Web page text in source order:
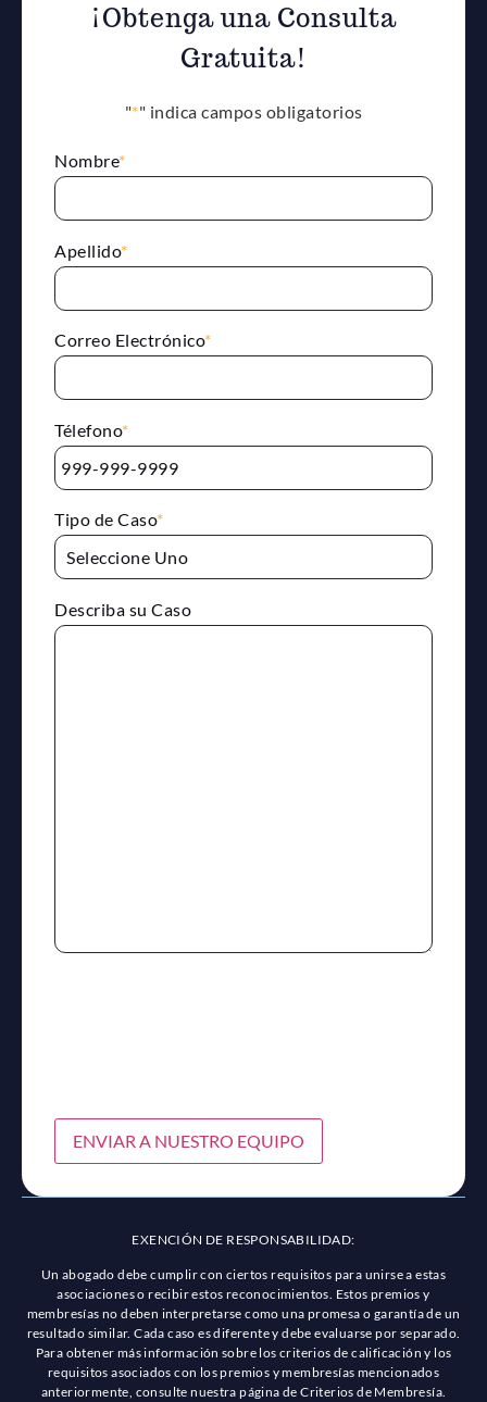
¡Obtenga una Consulta
Gratuita!
"*" indica campos obligatorios
Nombre*
Apellido*
Correo Electrónico*
Télefono*
Tipo de Caso*
Describa su Caso
ENVIAR A NUESTRO EQUIPO
EXENCIÓN DE RESPONSABILIDAD:
Un abogado debe cumplir con ciertos requisitos para unirse a estas
asociaciones o recibir estos reconocimientos. Estos premios y
membresías no deben interpretarse como una promesa o garantía de un
resultado similar. Cada caso es diferente y debe evaluarse por separado.
Para obtener más información sobre los criterios de calificación y los
requisitos asociados con los premios y membresías mencionados
anteriormente, consulte nuestra página de Criterios de Membresía.